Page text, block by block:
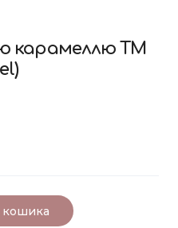
карамеллю ТМ
кошика